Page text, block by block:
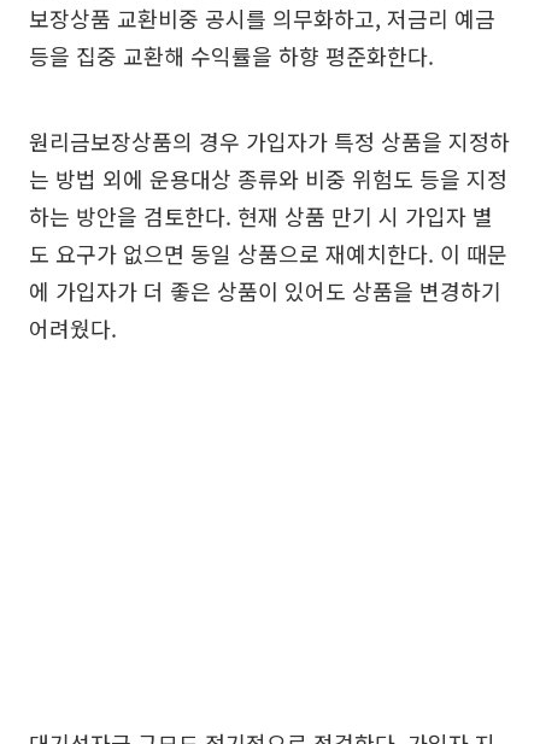
보장상품 교환비중 공시를 의무화하고, 저금리 예금
등을 집중 교환해 수익률을 하향 평준화한다.
원리금보장상품의 경우 가입자가 특정 상품을 지정하
는 방법 외에 운용대상 종류와 비중 위험도 등을 지정
하는 방안을 검토한다. 현재 상품 만기 시 가입자 별
도 요구가 없으면 동일 상품으로 재예치한다. 이 때문
에 가입자가 더 좋은 상품이 있어도 상품을 변경하기
어려웠다.